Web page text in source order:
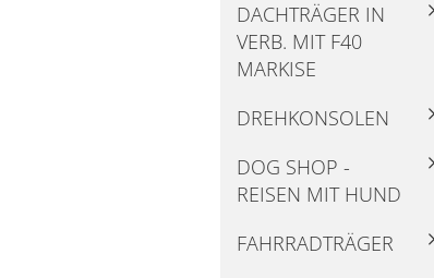
DACHTRÄGER IN
VERB. MIT F40
MARKISE
DREHKONSOLEN
DOG SHOP -
REISEN MIT HUND
FAHRRADTRÄGER